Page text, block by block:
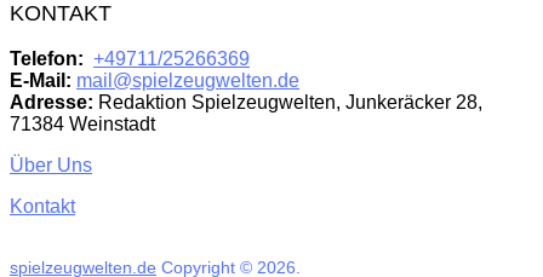
KONTAKT
Telefon: +49711/25266369
E-Mail: mail@spielzeugwelten.de
Adresse: Redaktion Spielzeugwelten, Junkeräcker 28,
71384 Weinstadt
Über Uns
Kontakt
spielzeugwelten.de Copyright © 2026.